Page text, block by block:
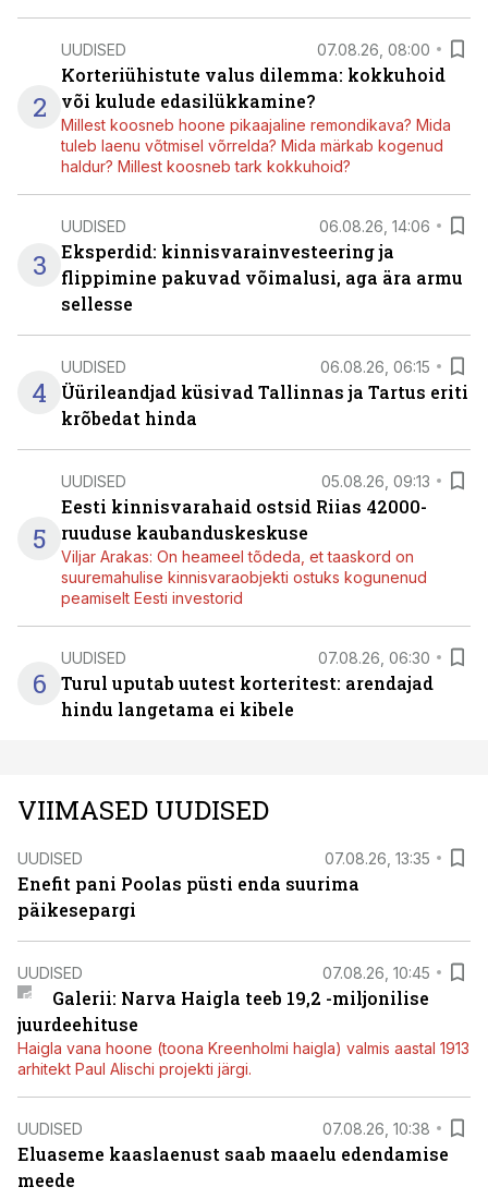
2
UUDISED 07.08.26, 08:00
Korteriühistute valus dilemma: kokkuhoid
või kulude edasilükkamine?
Millest koosneb hoone pikaajaline remondikava? Mida
tuleb laenu võtmisel võrrelda? Mida märkab kogenud
haldur? Millest koosneb tark kokkuhoid?
3
UUDISED 06.08.26, 14:06
Eksperdid: kinnisvarainvesteering ja
flippimine pakuvad võimalusi, aga ära armu
sellesse
4
UUDISED 06.08.26, 06:15
Üürileandjad küsivad Tallinnas ja Tartus eriti
krõbedat hinda
5
UUDISED 05.08.26, 09:13
Eesti kinnisvarahaid ostsid Riias 42000-
ruuduse kaubanduskeskuse
Viljar Arakas: On heameel tõdeda, et taaskord on
suuremahulise kinnisvaraobjekti ostuks kogunenud
peamiselt Eesti investorid
6
UUDISED 07.08.26, 06:30
Turul uputab uutest korteritest: arendajad
hindu langetama ei kibele
VIIMASED UUDISED
UUDISED 07.08.26, 13:35
Enefit pani Poolas püsti enda suurima
päikesepargi
UUDISED 07.08.26, 10:45
Galerii: Narva Haigla teeb 19,2 -miljonilise
juurdeehituse
Haigla vana hoone (toona Kreenholmi haigla) valmis aastal 1913
arhitekt Paul Alischi projekti järgi.
UUDISED 07.08.26, 10:38
Eluaseme kaaslaenust saab maaelu edendamise
meede